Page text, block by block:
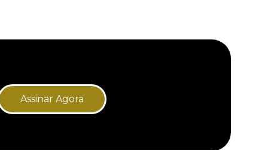
Assinar Agora